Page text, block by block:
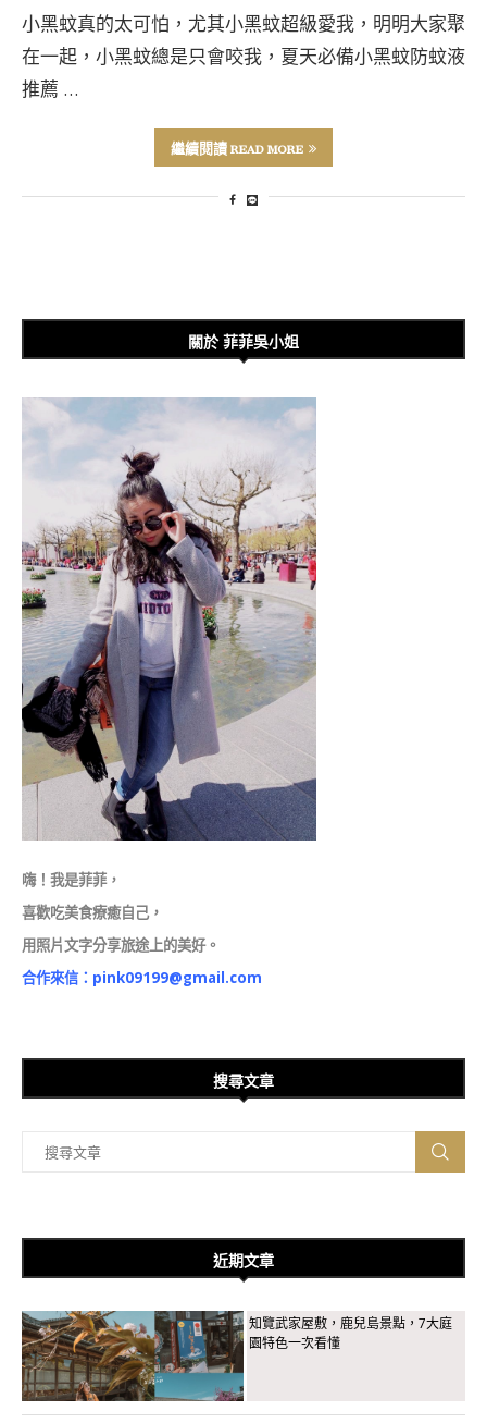
小黑蚊真的太可怕，尤其小黑蚊超級愛我，明明大家聚
在一起，小黑蚊總是只會咬我，夏天必備小黑蚊防蚊液
推薦 …
繼續閱讀 READ MORE
關於 菲菲吳小姐
嗨！我是菲菲，
喜歡吃美食療癒自己，
用照片文字分享旅途上的美好。
合作來信： pink09199@gmail.com
搜尋文章
近期文章
知覽武家屋敷，鹿兒島景點，7大庭
園特色一次看懂